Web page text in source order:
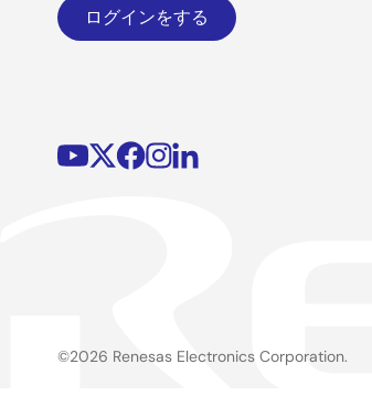
ログインをする
©2026 Renesas Electronics Corporation.